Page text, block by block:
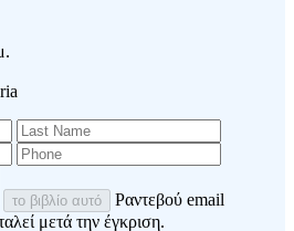
το βιβλίο αυτό
Ραντεβού email
μετά την έγκριση.